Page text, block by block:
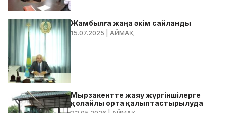
Жамбылға жаңа әкім сайланды
15.07.2025 | АЙМАҚ
Мырзакентте жаяу жүргіншілерге
қолайлы орта қалыптастырылуда